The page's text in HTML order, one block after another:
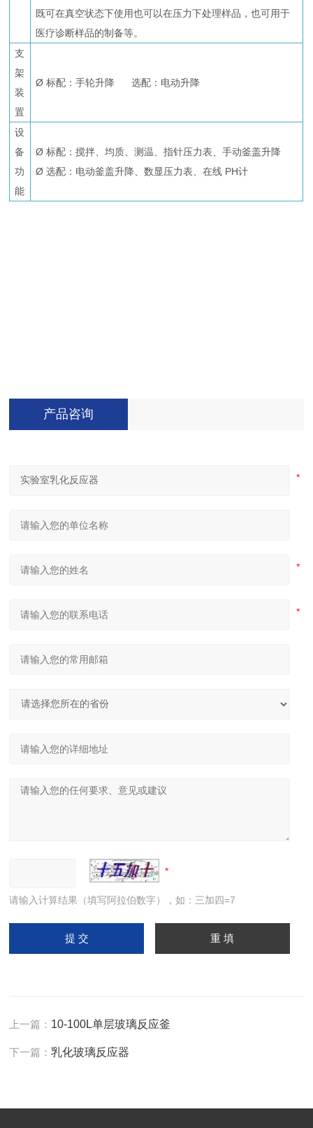
既可在真空状态下使用也可以在压力下处理样品，也可用于
医疗诊断样品的制备等。
支
架
装
置
Ø 标配：手轮升降 选配：电动升降
设
备
功
能
Ø 标配：搅拌、均质、测温、指针压力表、手动釜盖升降
Ø 选配：电动釜盖升降、数显压力表、在线 PH计
产品咨询
请输入计算结果（填写阿拉伯数字），如：三加四=7
上一篇： 10-100L单层玻璃反应釜
下一篇：乳化玻璃反应器